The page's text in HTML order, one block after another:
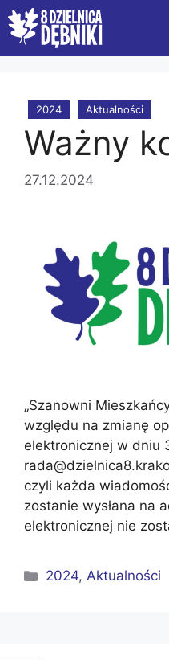
Przejdź
do
treści
2024 Aktualności
Ważny
27.12.2024
„Szanowni
względu na zmianę
elektronicznej w dniu
czyli każda
zostanie wysłana na
elektronicznej nie
Kategorie
2024,Aktualności